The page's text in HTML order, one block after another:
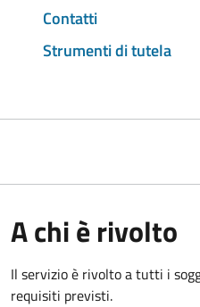
Contatti
Strumenti di tutela
A chi è rivolto
Il servizio è rivolto a tutti i
requisiti previsti.